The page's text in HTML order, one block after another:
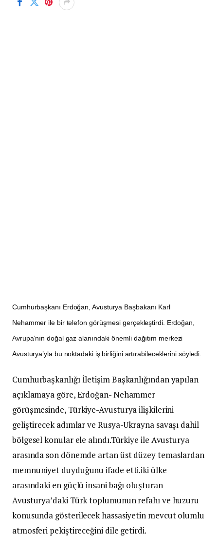
Cumhurbaşkanı Erdoğan, Avusturya Başbakanı Karl
Nehammer ile bir telefon görüşmesi gerçekleştirdi. Erdoğan,
Avrupa’nın doğal gaz alanındaki önemli dağıtım merkezi
Avusturya’yla bu noktadaki iş birliğini artırabileceklerini söyledi.
Cumhurbaşkanlığı İletişim Başkanlığından yapılan
açıklamaya göre, Erdoğan- Nehammer
görüşmesinde, Türkiye-Avusturya ilişkilerini
geliştirecek adımlar ve Rusya-Ukrayna savaşı dahil
bölgesel konular ele alındı.Türkiye ile Avusturya
arasında son dönemde artan üst düzey temaslardan
memnuniyet duyduğunu ifade etti.iki ülke
arasındaki en güçlü insani bağı oluşturan
Avusturya’daki Türk toplumunun refahı ve huzuru
konusunda gösterilecek hassasiyetin mevcut olumlu
atmosferi pekiştireceğini dile getirdi.